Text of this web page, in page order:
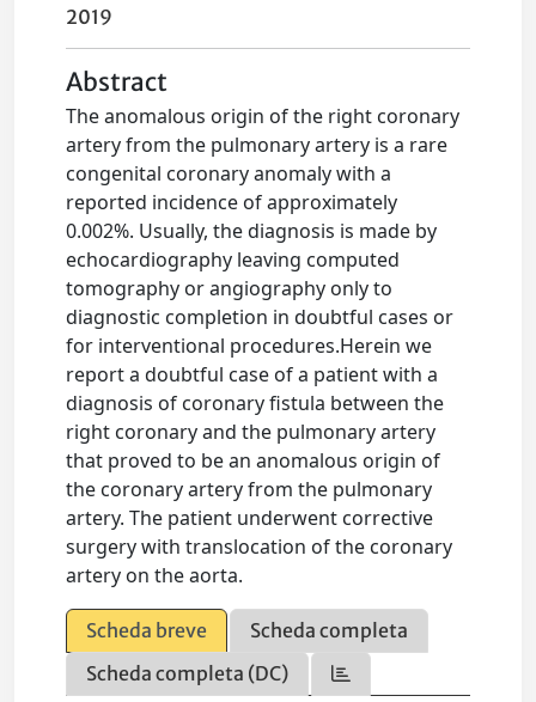
2019
Abstract
The anomalous origin of the right coronary
artery from the pulmonary artery is a rare
congenital coronary anomaly with a
reported incidence of approximately
0.002%. Usually, the diagnosis is made by
echocardiography leaving computed
tomography or angiography only to
diagnostic completion in doubtful cases or
for interventional procedures.Herein we
report a doubtful case of a patient with a
diagnosis of coronary fistula between the
right coronary and the pulmonary artery
that proved to be an anomalous origin of
the coronary artery from the pulmonary
artery. The patient underwent corrective
surgery with translocation of the coronary
artery on the aorta.
Scheda breve
Scheda completa
Scheda completa (DC)